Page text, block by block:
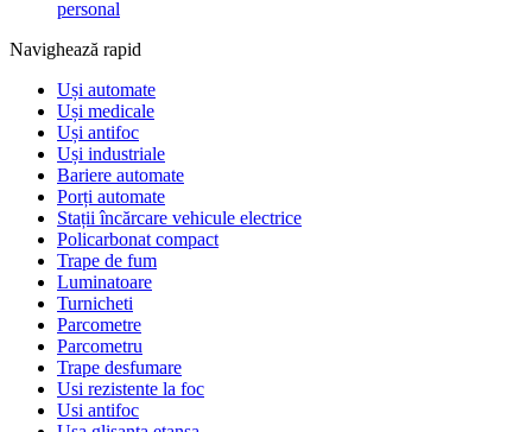
personal
Navighează rapid
Uși automate
Uși medicale
Uși antifoc
Uși industriale
Bariere automate
Porți automate
Stații încărcare vehicule electrice
Policarbonat compact
Trape de fum
Luminatoare
Turnicheti
Parcometre
Parcometru
Trape desfumare
Usi rezistente la foc
Usi antifoc